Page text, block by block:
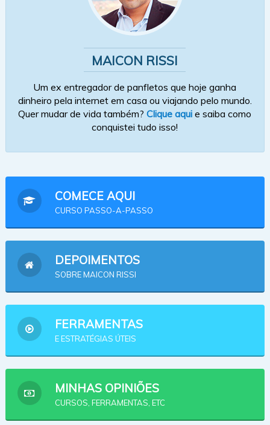
MAICON RISSI
Um ex entregador de panfletos que hoje ganha
dinheiro pela internet em casa ou viajando pelo mundo.
Quer mudar de vida também?Clique aqui e saiba como
conquistei tudo isso!
COMECE AQUI
CURSO PASSO-A-PASSO
DEPOIMENTOS
SOBRE MAICON RISSI
FERRAMENTAS
E ESTRATÉGIAS ÚTEIS
MINHAS OPINIÕES
CURSOS, FERRAMENTAS, ETC